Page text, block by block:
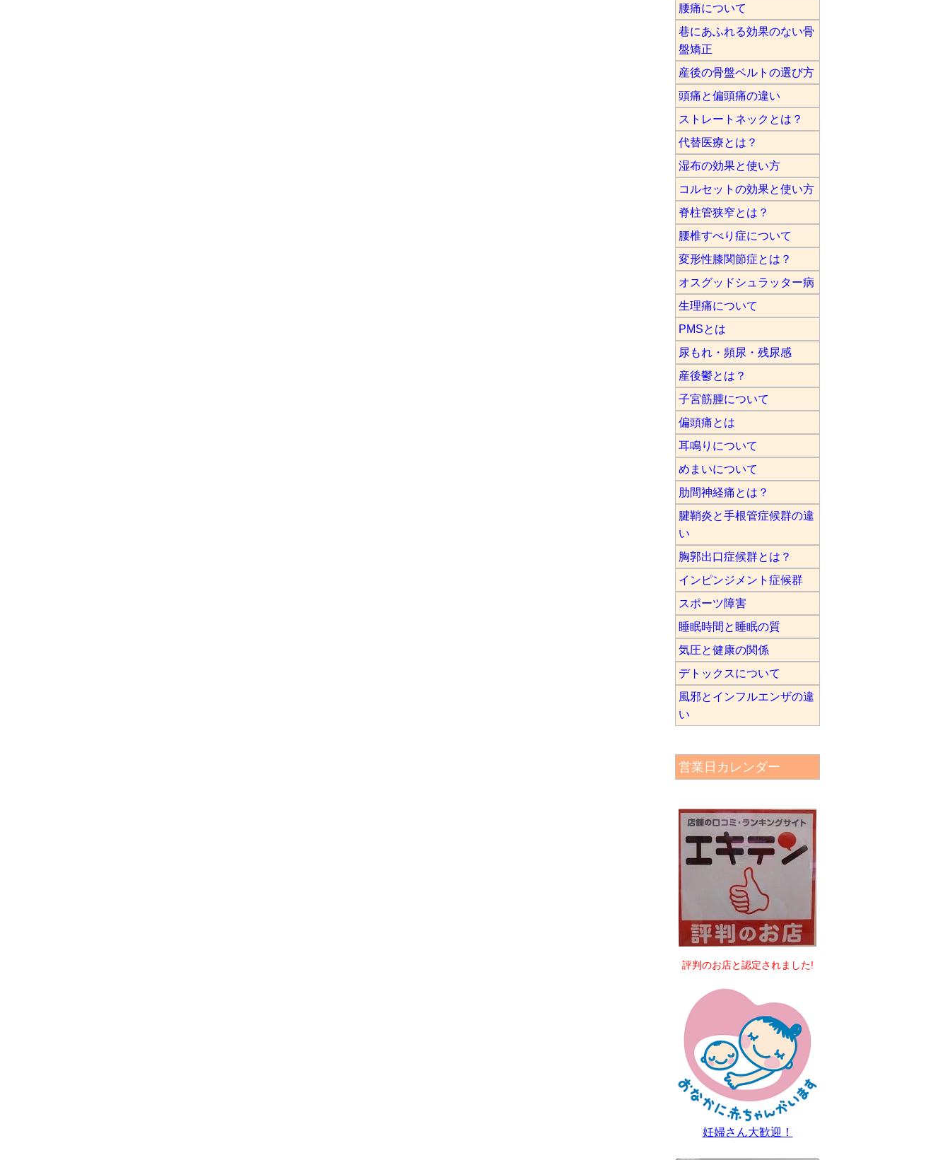
腰痛について
巷にあふれる効果のない骨
盤矯正
産後の骨盤ベルトの選び方
頭痛と偏頭痛の違い
ストレートネックとは？
代替医療とは？
湿布の効果と使い方
コルセットの効果と使い方
脊柱管狭窄とは？
腰椎すべり症について
変形性膝関節症とは？
オスグッドシュラッター病
生理痛について
PMSとは
尿もれ・頻尿・残尿感
産後鬱とは？
子宮筋腫について
偏頭痛とは
耳鳴りについて
めまいについて
肋間神経痛とは？
腱鞘炎と手根管症候群の違
い
胸郭出口症候群とは？
インピンジメント症候群
スポーツ障害
睡眠時間と睡眠の質
気圧と健康の関係
デトックスについて
風邪とインフルエンザの違
い
営業日カレンダー
評判のお店と認定されました!
妊婦さん大歓迎！